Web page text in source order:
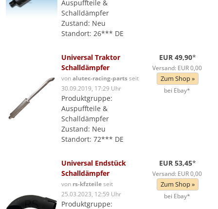
Auspuffteile &
Schalldämpfer
Zustand: Neu
Standort: 26*** DE
Universal Traktor
Schalldämpfer
vonalutec-racing-partsseit
30.09.2019, 17:29 Uhr
Produktgruppe:
Auspuffteile &
Schalldämpfer
Zustand: Neu
Standort: 72*** DE
EUR 49,90*
Versand: EUR 0,00
Zum Shop »
bei Ebay*
Universal Endstück
Schalldämpfer
von rs-kfzteileseit
25.03.2023, 12:59 Uhr
Produktgruppe:
EUR 53,45*
Versand: EUR 0,00
Zum Shop »
bei Ebay*